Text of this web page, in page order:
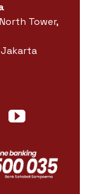
Tower,
Jakarta